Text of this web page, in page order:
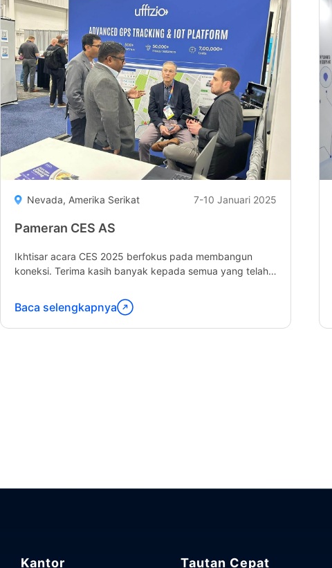
Nevada, Amerika Serikat 7-10 Januari 2025
Pameran CES AS
Ikhtisar acara CES 2025 berfokus pada membangun
koneksi. Terima kasih banyak kepada semua yang telah
Lanjutkan
membaca
Baca selengkapnya
Kantor Tautan Cepat